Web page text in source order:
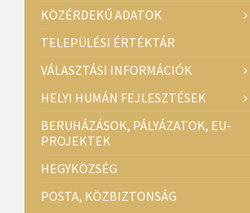
KÖZÉRDEKŰ ADATOK
TELEPÜLÉSI ÉRTÉKTÁR
VÁLASZTÁSI INFORMÁCIÓK
HELYI HUMÁN FEJLESZTÉSEK
BERUHÁZÁSOK, PÁLYÁZATOK, EU-
PROJEKTEK
HEGYKÖZSÉG
POSTA, KÖZBIZTONSÁG